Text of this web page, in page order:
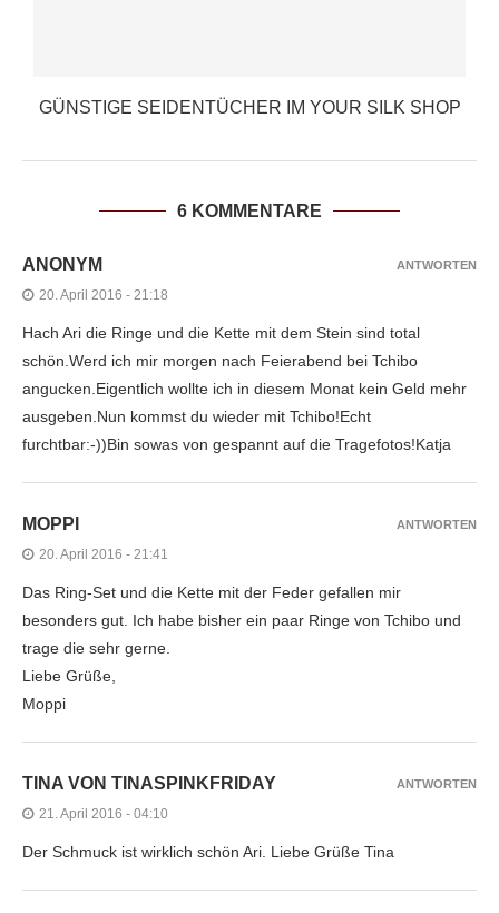
GÜNSTIGE SEIDENTÜCHER IM YOUR SILK SHOP
6 KOMMENTARE
ANONYM
20. April 2016 - 21:18
Hach Ari die Ringe und die Kette mit dem Stein sind total
schön.Werd ich mir morgen nach Feierabend bei Tchibo
angucken.Eigentlich wollte ich in diesem Monat kein Geld mehr
ausgeben.Nun kommst du wieder mit Tchibo!Echt
furchtbar:-))Bin sowas von gespannt auf die Tragefotos!Katja
ANTWORTEN
MOPPI
20. April 2016 - 21:41
Das Ring-Set und die Kette mit der Feder gefallen mir
besonders gut. Ich habe bisher ein paar Ringe von Tchibo und
trage die sehr gerne.
Liebe Grüße,
Moppi
ANTWORTEN
TINA VON TINASPINKFRIDAY
21. April 2016 - 04:10
Der Schmuck ist wirklich schön Ari. Liebe Grüße Tina
ANTWORTEN